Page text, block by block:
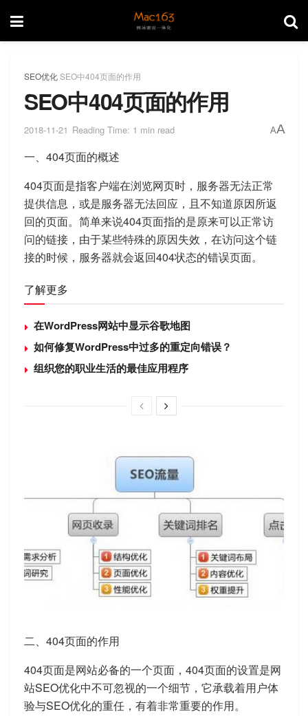
SEO优化SEO中404页面的作用
SEO中404页面的作用
2018-11-21 Reading Time: 1 min read AA
一、404页面的概述
404页面是指客户端在浏览网页时，服务器无法正常
提供信息，或是服务器无法回应，且不知道原因所返
回的页面。简单来说404页面指的是原来可以正常访
问的链接，由于某些特殊的原因失效，在访问这个链
接的时候，服务器就会返回404状态的错误页面。
了解更多
在WordPress网站中显示谷歌地图
如何修复WordPress中过多的重定向错误？
组织您的职业生活的最佳应用程序
二、404页面的作用
404页面是网站必备的一个页面，404页面的设置是网
站SEO优化中不可忽视的一个细节，它承载着用户体
验与SEO优化的重任，有着非常重要的作用。